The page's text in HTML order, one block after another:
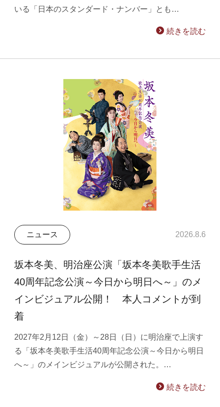
いる「日本のスタンダード・ナンバー」とも…
続きを読む
ニュース 2026.8.6
坂本冬美、明治座公演「坂本冬美歌手生活
40周年記念公演～今日から明日へ～」のメ
インビジュアル公開！ 本人コメントが到
着
2027年2月12日（金）～28日（日）に明治座で上演す
る「坂本冬美歌手生活40周年記念公演～今日から明日
へ～」のメインビジュアルが公開された。…
続きを読む